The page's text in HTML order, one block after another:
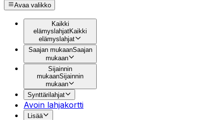
Avaa valikko
Kaikki
elämyslahjatKaikki
elämyslahjat
Saajan mukaanSaajan
mukaan
Sijainnin
mukaanSijainnin
mukaan
Synttärilahjat
Avoin lahjakortti
Lisää